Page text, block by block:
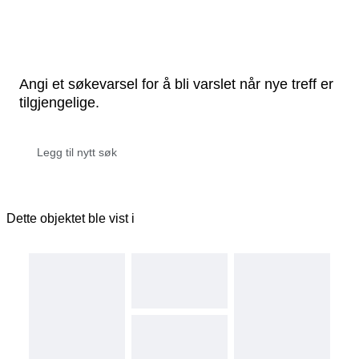
Angi et søkevarsel for å bli varslet når nye treff er
tilgjengelige.
Dette objektet ble vist i